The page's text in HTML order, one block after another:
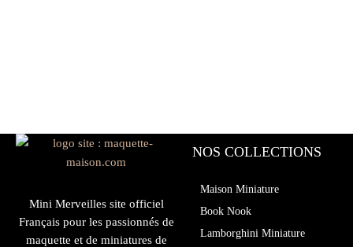
Mini Merveilles site officiel
Français pour les passionnés de
maquette et de miniatures de
NOS COLLECTIONS
Maison Miniature
Book Nook
Lamborghini Miniature